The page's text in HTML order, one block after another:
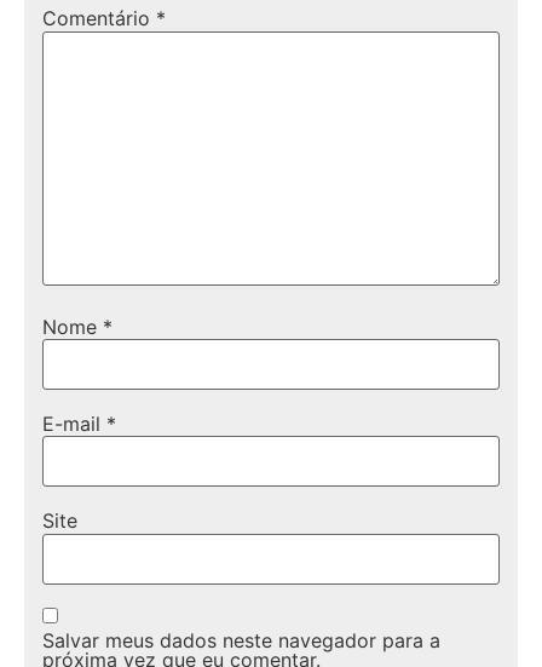
Comentário *
Nome *
E-mail *
Site
Salvar meus dados neste navegador para a
próxima vez que eu comentar.